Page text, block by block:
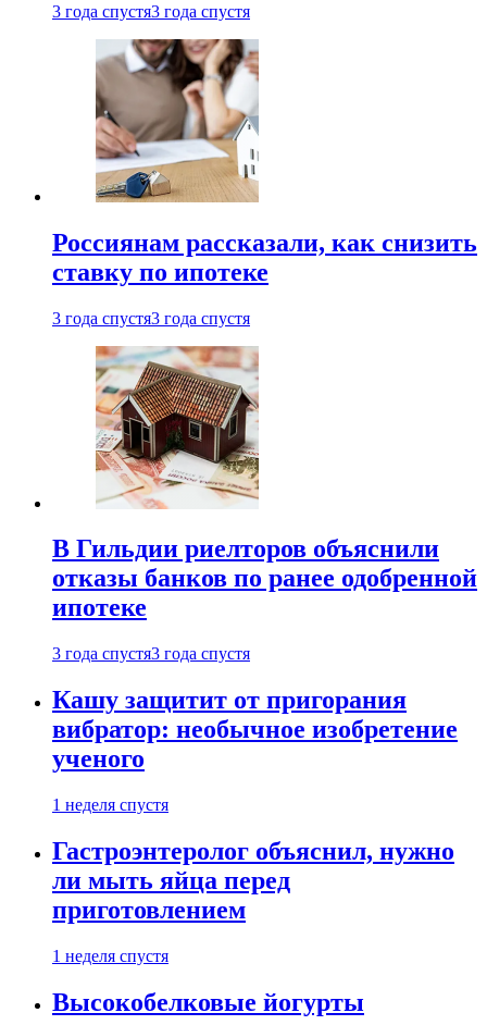
3 года спустя3 года спустя
Россиянам рассказали, как снизить
ставку по ипотеке
3 года спустя3 года спустя
В Гильдии риелторов объяснили
отказы банков по ранее одобренной
ипотеке
3 года спустя3 года спустя
Кашу защитит от пригорания
вибратор: необычное изобретение
ученого
1 неделя спустя
Гастроэнтеролог объяснил, нужно
ли мыть яйца перед
приготовлением
1 неделя спустя
Высокобелковые йогурты